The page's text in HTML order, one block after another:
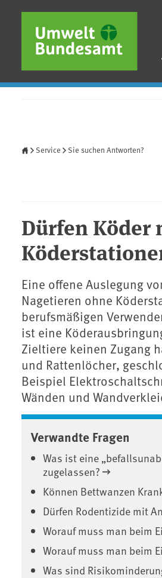
Direkt zum Inhalt
Direkt zum Hauptmenü
Direkt zur Fußzeile
Service Sie suchen Antworten?
Dürfen
Eine offene Auslegung
Nagetieren ohne
berufsmäßigen
ist eine
Zieltiere keinen Zugang
und Rattenlöcher,
Beispiel
Wänden und
Verwandte Fragen
Was ist eine
zugelassen?
Können Bettwanzen
Dürfen Rodentizide mit
Worauf muss man beim
Worauf muss man beim
Was sind